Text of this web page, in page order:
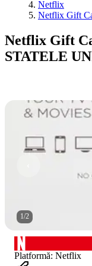
Netflix
Netflix Gift
Netflix Gift
STATELE
1/2
Platformă: Netflix